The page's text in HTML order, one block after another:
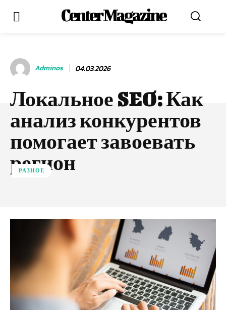
Center Magazine
Adminos 04.03.2026
Локальное SEO: Как
анализ конкурентов
помогает завоевать
регион
РАЗНОЕ